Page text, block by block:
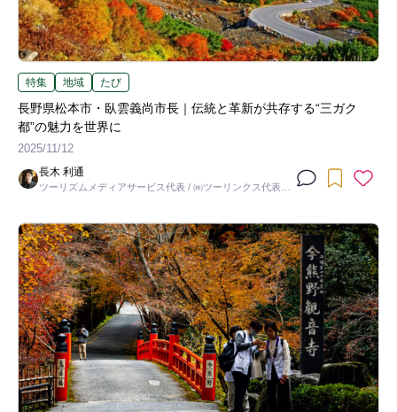
特集 地域 たび
長野県松本市・臥雲義尚市長｜伝統と革新が共存する“三ガク
都”の魅力を世界に
2025/11/12
長木 利通
ツーリズムメディアサービス代表 / ㈱ツーリンクス代表取